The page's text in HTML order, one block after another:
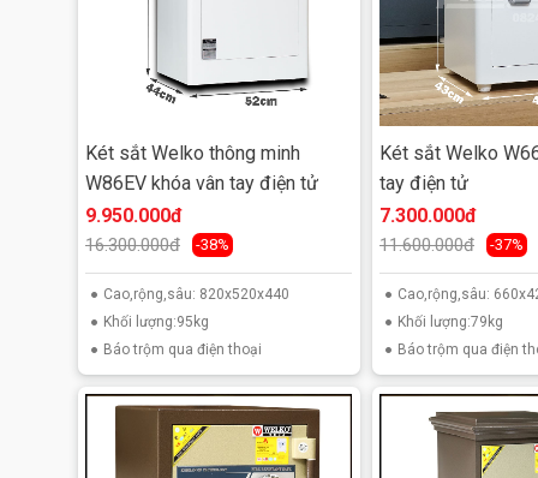
Két sắt Welko thông minh
W86EV khóa vân tay điện tử
9.950.000đ
16.300.000đ -38%
Cao,rộng,sâu: 820x520x440
Khối lượng:95kg
Báo trộm qua điện thoại
Két sắt Welko
tay điện tử
7.300.000đ
11.600.000đ -37%
Cao,rộng,sâu:
Khối lượng:79kg
Báo trộm qua điện